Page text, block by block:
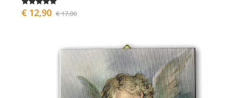
€ 12,90 € 17,00